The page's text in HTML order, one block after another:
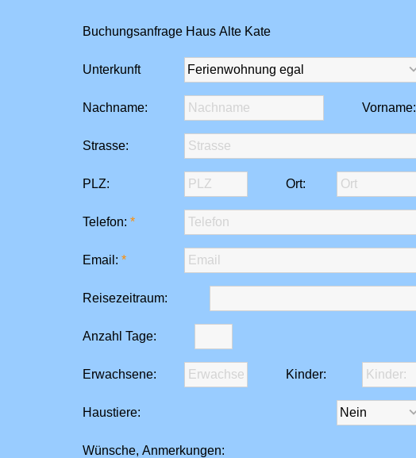
Buchungsanfrage Haus Alte Kate
Unterkunft
Nachname: Vorname:
Strasse:
PLZ: Ort:
Telefon:
Email:
Reisezeitraum:
Anzahl Tage:
Erwachsene: Kinder:
Haustiere:
Wünsche, Anmerkungen: